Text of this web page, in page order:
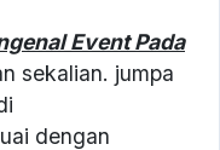
Event Pada
sekalian. jumpa
dengan